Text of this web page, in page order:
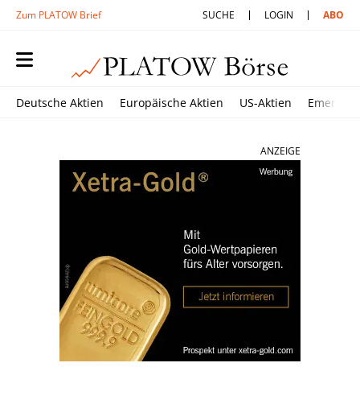
Zum PLATOW Brief SUCHE LOGIN ABO
Deutsche Aktien Europäische Aktien US-Aktien
ANZEIGE